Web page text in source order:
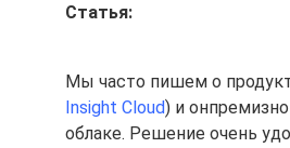
Статья:
Мы часто пишем о
Insight Cloud) и
облаке. Решение очень